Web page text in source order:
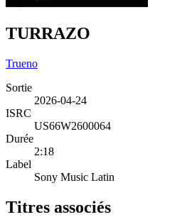
TURRAZO
Trueno
Sortie
2026-04-24
ISRC
US66W2600064
Durée
2:18
Label
Sony Music Latin
Titres associés